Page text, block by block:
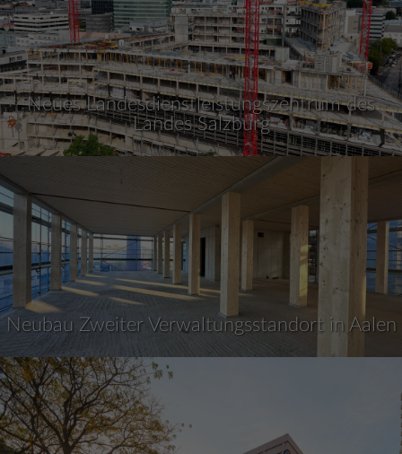
Neues Landesdienstleistungszentrum des
Landes Salzburg
Neubau Zweiter Verwaltungsstandort in Aalen